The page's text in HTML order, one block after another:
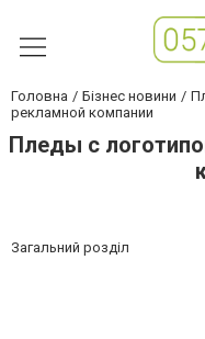
Головна Бізнес новини
рекламной компании
Пледы с
Загальний розділ